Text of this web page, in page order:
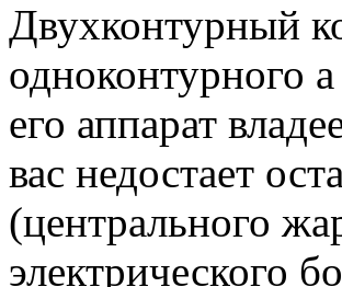
Двухконтурный
одноконтурного
его аппарат
вас недостает
(центрального
электрического